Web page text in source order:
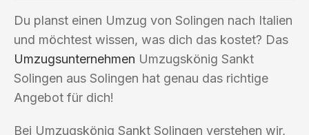
Du planst einen Umzug von Solingen nach Italien
und möchtest wissen, was dich das kostet? Das
Umzugsunternehmen Umzugskönig Sankt
Solingen aus Solingen hat genau das richtige
Angebot für dich!
Bei Umzugskönig Sankt Solingen verstehen wir,